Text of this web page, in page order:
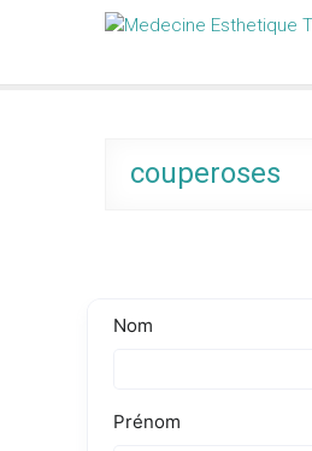
Medecine
couperoses